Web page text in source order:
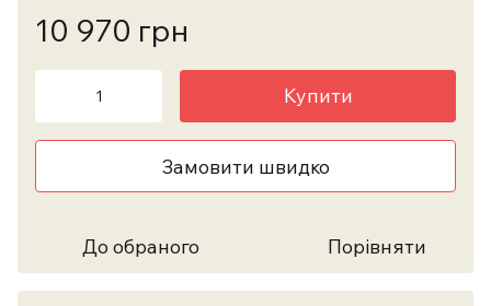
10 970 грн
Купити
Замовити швидко
До обраного Порівняти